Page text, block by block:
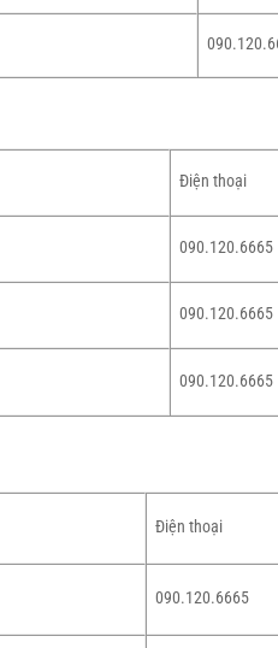
Điện thoại
090.120.6665
090.120.6665
090.120.6665
Điện thoại
090.120.6665